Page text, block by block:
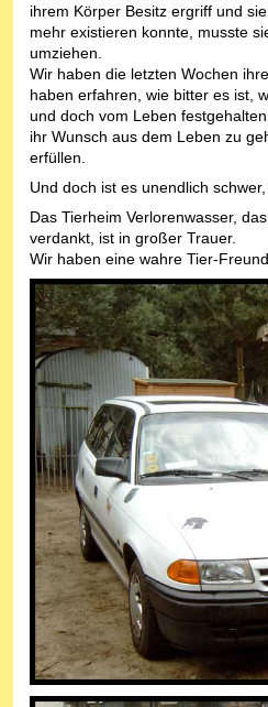
ihrem Körper Besitz ergriff und
mehr existieren konnte, musste
umziehen.
Wir haben die letzten Wochen
haben erfahren, wie bitter es ist,
und doch vom Leben
ihr Wunsch aus dem Leben zu
erfüllen.
Und doch ist es unendlich
Das Tierheim Verlorenwasser,
verdankt, ist in großer Trauer.
Wir haben eine wahre Tier-